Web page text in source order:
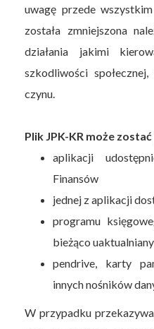
uwagę przede
została zmniejszona
działania jakimi
szkodliwości
czynu.
Plik JPK-KR może
aplikacji
Finansów
jednej z aplikacji
programu
bieżąco uaktualniany
pendrive, karty
innych nośników
W przypadku